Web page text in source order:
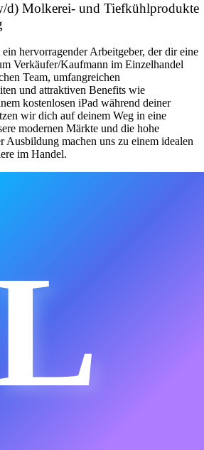
d) Molkerei- und Tiefkühlprodukte
hervorragender Arbeitgeber, der dir eine
Verkäufer/Kaufmann im Einzelhandel
Team, umfangreichen
und attraktiven Benefits wie
kostenlosen iPad während deiner
wir dich auf deinem Weg in eine
modernen Märkte und die hohe
Ausbildung machen uns zu einem idealen
im Handel.